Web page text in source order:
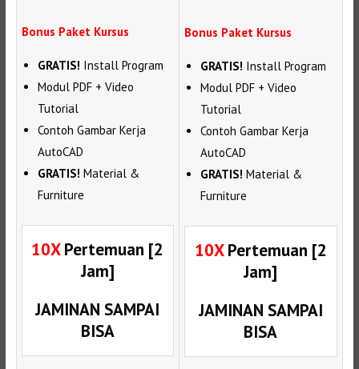
Bonus Paket Kursus
GRATIS! Install Program
Modul PDF + Video
Tutorial
Contoh Gambar Kerja
AutoCAD
GRATIS! Material &
Furniture
10XPertemuan [2
Jam]
JAMINAN SAMPAI
BISA
Bonus Paket Kursus
GRATIS! Install Program
Modul PDF + Video
Tutorial
Contoh Gambar Kerja
AutoCAD
GRATIS! Material &
Furniture
10XPertemuan [2
Jam]
JAMINAN SAMPAI
BISA